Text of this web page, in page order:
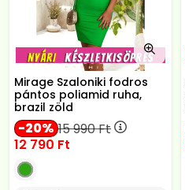
Mirage Szaloniki fodros
pántos poliamid ruha,
brazil zöld
20 15 990Ft
12 790 Ft